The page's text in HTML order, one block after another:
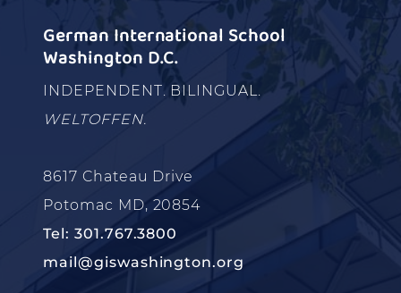
German International School
Washington D.C.
INDEPENDENT. BILINGUAL.
WELTOFFEN.
8617 Chateau Drive
Potomac MD, 20854
Tel: 301.767.3800
mail@giswashington.org